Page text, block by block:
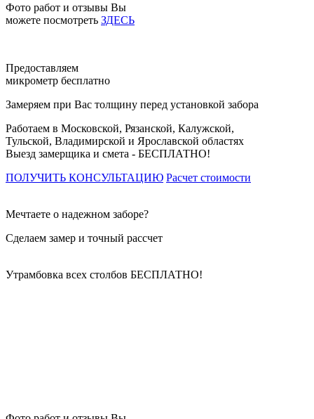
Фото работ и отзывы Вы
можете посмотреть ЗДЕСЬ
Предоставляем
микрометр бесплатно
Замеряем при Вас толщину перед установкой забора
Работаем в Московской, Рязанской, Калужской,
Тульской, Владимирской и Ярославской областях
Выезд замерщика и смета - БЕСПЛАТНО!
ПОЛУЧИТЬ КОНСУЛЬТАЦИЮ Расчет стоимости
Мечтаете о надежном заборе?
Сделаем замер и точный рассчет
Утрамбовка всех столбов БЕСПЛАТНО!